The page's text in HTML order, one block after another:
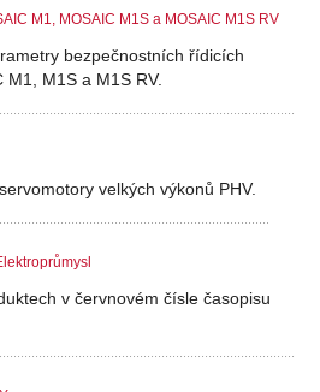
M1, MOSAIC M1S a MOSAIC M1S RV
bezpečnostních řídicích
M1, M1S a M1S RV.
velkých výkonů PHV.
v červnovém čísle časopisu